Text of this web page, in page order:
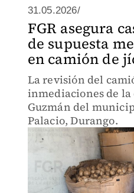
31.05.2026/
FGR asegura
de supuesta
en camión de
La revisión del
inmediaciones de
Guzmán del
Palacio, Durango.